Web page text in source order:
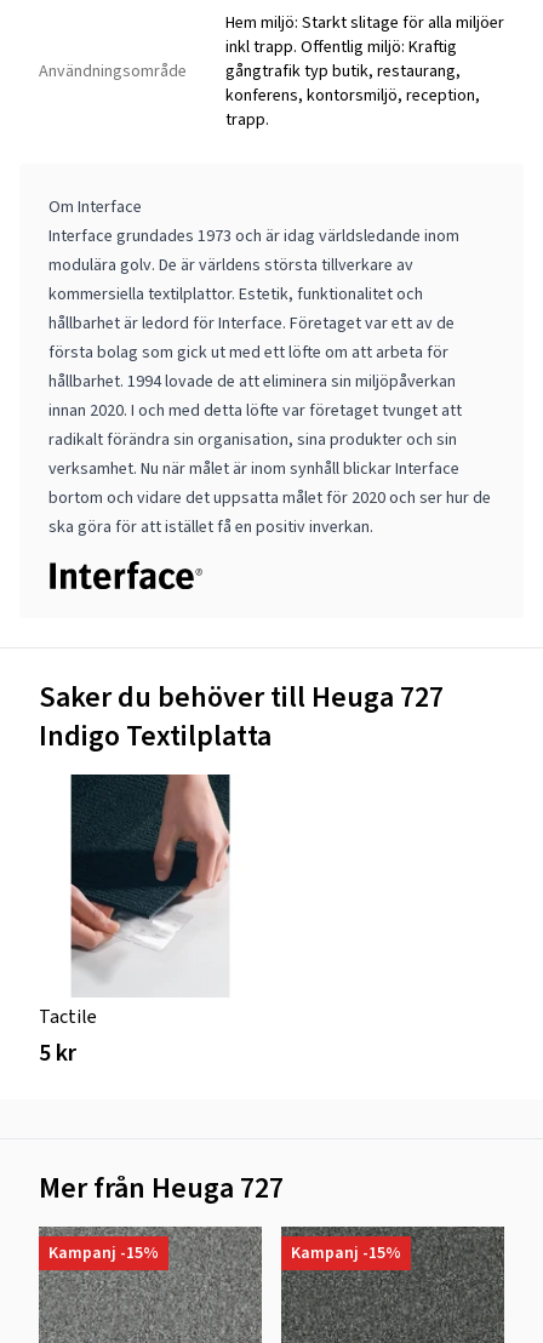
Användningsområde
Hem miljö: Starkt slitage för alla miljöer
inkl trapp. Offentlig miljö: Kraftig
gångtrafik typ butik, restaurang,
konferens, kontorsmiljö, reception,
trapp.
Om Interface
Interface grundades 1973 och är idag världsledande inom
modulära golv. De är världens största tillverkare av
kommersiella textilplattor. Estetik, funktionalitet och
hållbarhet är ledord för Interface. Företaget var ett av de
första bolag som gick ut med ett löfte om att arbeta för
hållbarhet. 1994 lovade de att eliminera sin miljöpåverkan
innan 2020. I och med detta löfte var företaget tvunget att
radikalt förändra sin organisation, sina produkter och sin
verksamhet. Nu när målet är inom synhåll blickar Interface
bortom och vidare det uppsatta målet för 2020 och ser hur de
ska göra för att istället få en positiv inverkan.
Saker du behöver till Heuga 727
Indigo Textilplatta
Tactile
5 kr
Mer från Heuga 727
Kampanj -15% Kampanj -15%